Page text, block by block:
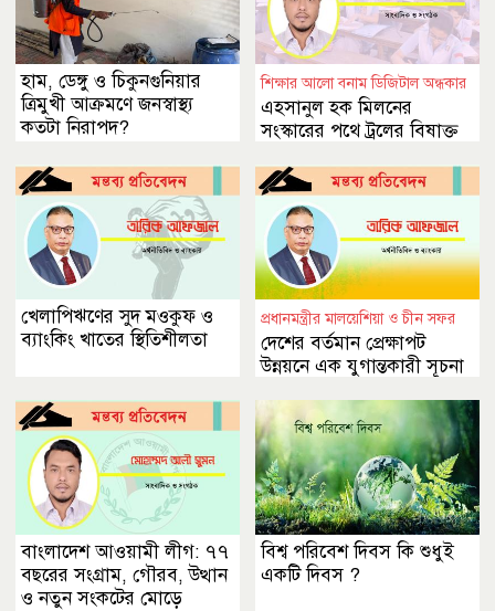
হাম, ডেঙ্গু ও চিকুনগুনিয়ার
ত্রিমুখী আক্রমণে জনস্বাস্থ্য
কতটা নিরাপদ?
শিক্ষার আলো বনাম ডিজিটাল অন্ধকার
এহসানুল হক মিলনের
সংস্কারের পথে ট্রলের বিষাক্ত
খেলাপিঋণের সুদ মওকুফ ও
ব্যাংকিং খাতের স্থিতিশীলতা
প্রধানমন্ত্রীর মালয়েশিয়া ও চীন সফর
দেশের বর্তমান প্রেক্ষাপট
উন্নয়নে এক যুগান্তকারী সূচনা
বাংলাদেশ আওয়ামী লীগ: ৭৭
বছরের সংগ্রাম, গৌরব, উত্থান
ও নতুন সংকটের মোড়ে
বিশ্ব পরিবেশ দিবস কি শুধুই
একটি দিবস ?